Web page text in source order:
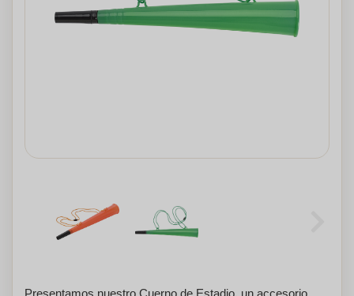
Presentamos nuestro Cuerno de Estadio, un accesorio